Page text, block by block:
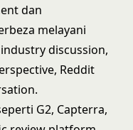
dan
melayani
discussion,
Reddit
G2, Capterra,